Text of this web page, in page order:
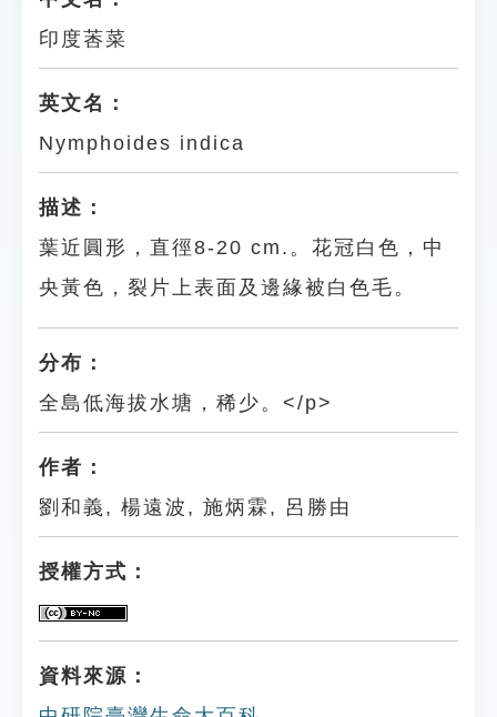
遊戲專區
教學應用
貓頭鷹博士
印度莕菜
英文名：
Nymphoides indica
描述：
葉近圓形，直徑8-20 cm.。花冠白色，中
央黃色，裂片上表面及邊緣被白色毛。
分布：
全島低海拔水塘，稀少。</p>
作者：
劉和義, 楊遠波, 施炳霖, 呂勝由
授權方式：
資料來源：